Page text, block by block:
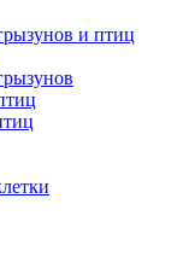
и птиц